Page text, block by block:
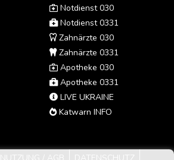
Notdienst 030
Notdienst 0331
Zahnärzte 030
Zahnärzte 0331
Apotheke 030
Apotheke 0331
LIVE UKRAINE
Katwarn INFO